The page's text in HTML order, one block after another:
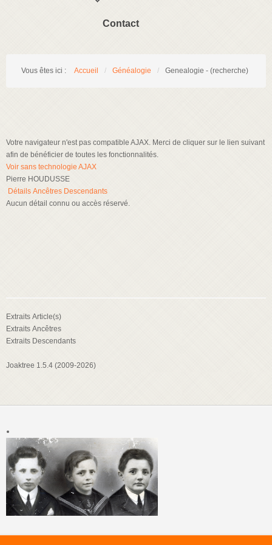
Contact
Vous êtes ici : Accueil / Généalogie / Genealogie - (recherche)
Votre navigateur n'est pas compatible AJAX. Merci de cliquer sur le lien suivant
afin de bénéficier de toutes les fonctionnalités.
Voir sans technologie AJAX
Pierre HOUDUSSE
Détails Ancêtres Descendants
Aucun détail connu ou accès réservé.
Extraits Article(s)
Extraits Ancêtres
Extraits Descendants
Joaktree 1.5.4 (2009-2026)